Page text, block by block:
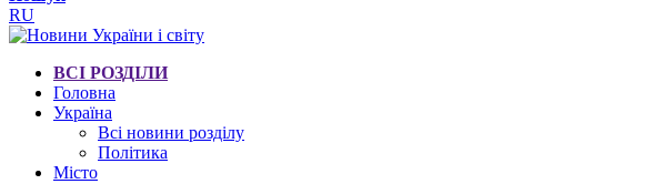
RU
ВСІ РОЗДІЛИ
Головна
Україна
Всі новини розділу
Політика
Місто